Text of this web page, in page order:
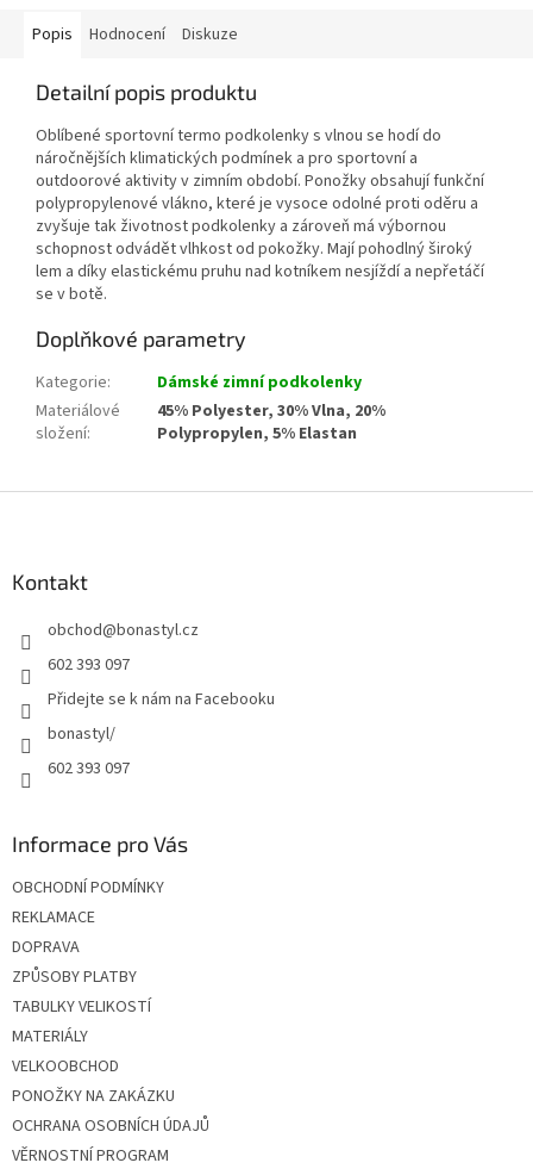
Popis Hodnocení Diskuze
Detailní popis produktu
Oblíbené sportovní termo podkolenky s vlnou se hodí do
náročnějších klimatických podmínek a pro sportovní a
outdoorové aktivity v zimním období. Ponožky obsahují funkční
polypropylenové vlákno, které je vysoce odolné proti oděru a
zvyšuje tak životnost podkolenky a zároveň má výbornou
schopnost odvádět vlhkost od pokožky. Mají pohodlný široký
lem a díky elastickému pruhu nad kotníkem nesjíždí a nepřetáčí
se v botě.
Doplňkové parametry
Kategorie:
Dámské zimní podkolenky
Materiálové
složení:
45% Polyester, 30% Vlna, 20%
Polypropylen, 5% Elastan
Kontakt
obchod@bonastyl.cz
602 393 097
Přidejte se k nám na Facebooku
bonastyl/
602 393 097
Informace pro Vás
OBCHODNÍ PODMÍNKY
REKLAMACE
DOPRAVA
ZPŮSOBY PLATBY
TABULKY VELIKOSTÍ
MATERIÁLY
VELKOOBCHOD
PONOŽKY NA ZAKÁZKU
OCHRANA OSOBNÍCH ÚDAJŮ
VĚRNOSTNÍ PROGRAM